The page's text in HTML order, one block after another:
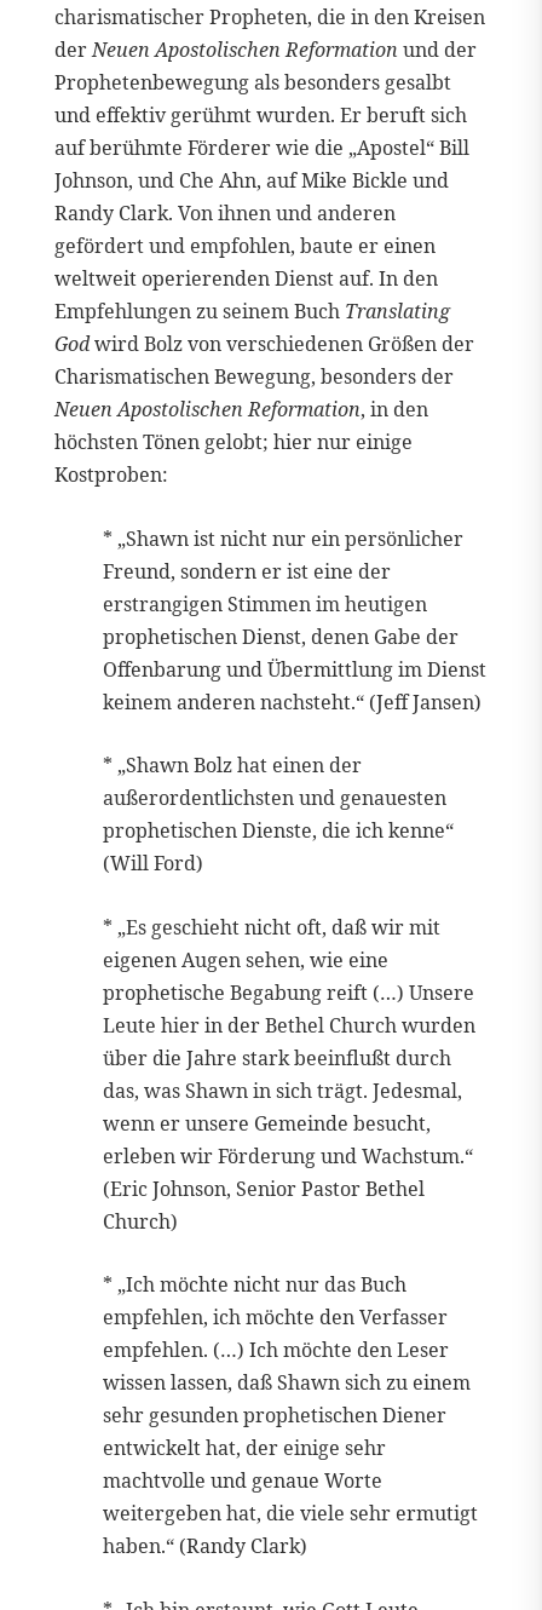
charismatischer Propheten, die in den Kreisen
derNeuen Apostolischen Reformation und der
Prophetenbewegung als besonders gesalbt
und effektiv gerühmt wurden. Er beruft sich
auf berühmte Förderer wie die „Apostel“ Bill
Johnson, und Che Ahn, auf Mike Bickle und
Randy Clark. Von ihnen und anderen
gefördert und empfohlen, baute er einen
weltweit operierenden Dienst auf. In den
Empfehlungen zu seinem Buch Translating
Godwird Bolz von verschiedenen Größen der
Charismatischen Bewegung, besonders der
Neuen Apostolischen Reformation, in den
höchsten Tönen gelobt; hier nur einige
Kostproben:
* „Shawn ist nicht nur ein persönlicher
Freund, sondern er ist eine der
erstrangigen Stimmen im heutigen
prophetischen Dienst, denen Gabe der
Offenbarung und Übermittlung im Dienst
keinem anderen nachsteht.“ (Jeff Jansen)
* „Shawn Bolz hat einen der
außerordentlichsten und genauesten
prophetischen Dienste, die ich kenne“
(Will Ford)
* „Es geschieht nicht oft, daß wir mit
eigenen Augen sehen, wie eine
prophetische Begabung reift (…) Unsere
Leute hier in der Bethel Church wurden
über die Jahre stark beeinflußt durch
das, was Shawn in sich trägt. Jedesmal,
wenn er unsere Gemeinde besucht,
erleben wir Förderung und Wachstum.“
(Eric Johnson, Senior Pastor Bethel
Church)
* „Ich möchte nicht nur das Buch
empfehlen, ich möchte den Verfasser
empfehlen. (…) Ich möchte den Leser
wissen lassen, daß Shawn sich zu einem
sehr gesunden prophetischen Diener
entwickelt hat, der einige sehr
machtvolle und genaue Worte
weitergeben hat, die viele sehr ermutigt
haben.“ (Randy Clark)